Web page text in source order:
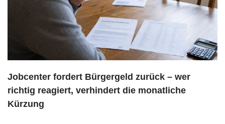
Jobcenter fordert Bürgergeld zurück – wer
richtig reagiert, verhindert die monatliche
Kürzung